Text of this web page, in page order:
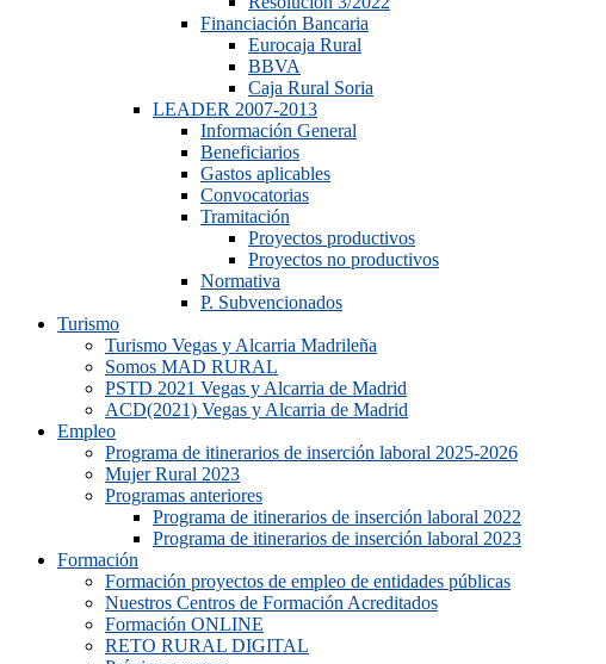
Financiación Bancaria
Eurocaja Rural
BBVA
Caja Rural Soria
LEADER 2007-2013
Información General
Beneficiarios
Gastos aplicables
Convocatorias
Tramitación
Proyectos productivos
Proyectos no productivos
Normativa
P. Subvencionados
Turismo
Turismo Vegas y Alcarria Madrileña
Somos MAD RURAL
PSTD 2021 Vegas y Alcarria de Madrid
ACD(2021) Vegas y Alcarria de Madrid
Empleo
Programa de itinerarios de inserción laboral 2025-2026
Mujer Rural 2023
Programas anteriores
Programa de itinerarios de inserción laboral 2022
Programa de itinerarios de inserción laboral 2023
Formación
Formación proyectos de empleo de entidades públicas
Nuestros Centros de Formación Acreditados
Formación ONLINE
RETO RURAL DIGITAL